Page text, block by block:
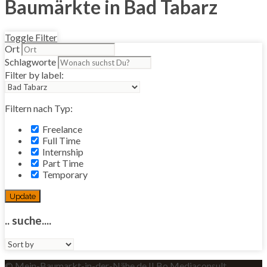
Baumärkte in Bad Tabarz
Toggle Filter
Ort
Schlagworte
Filter by label:
Filtern nach Typ:
Freelance
Full Time
Internship
Part Time
Temporary
Update
.. suche....
Sort